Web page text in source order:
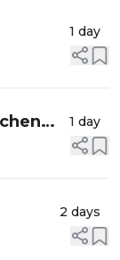
1 day
1 day
2 days